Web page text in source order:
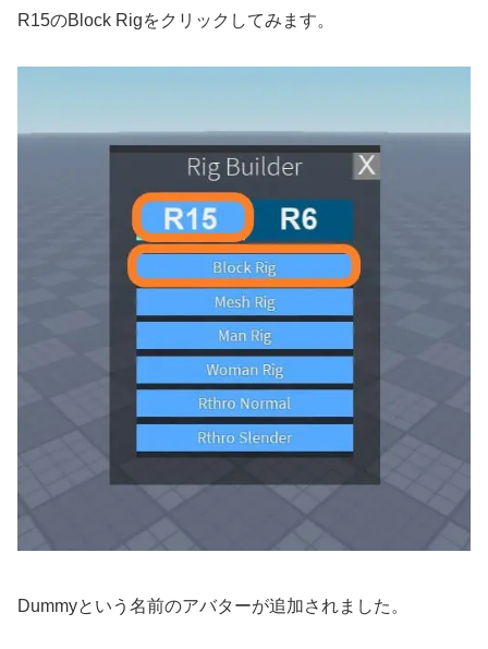
R15のBlock Rigをクリックしてみます。
Dummyという名前のアバターが追加されました。